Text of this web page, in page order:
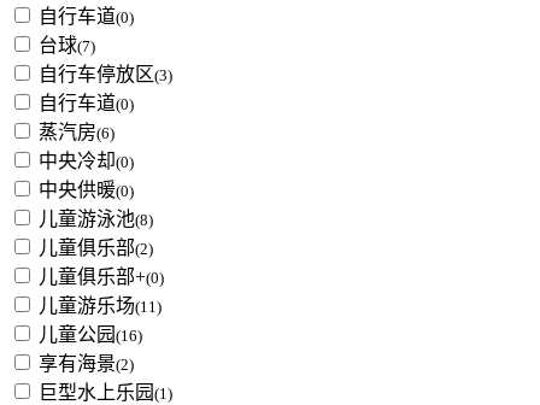
自行车道(0)
台球(7)
自行车停放区(3)
自行车道(0)
蒸汽房(6)
中央冷却(0)
中央供暖(0)
儿童游泳池(8)
儿童俱乐部(2)
儿童俱乐部+(0)
儿童游乐场(11)
儿童公园 (16)
享有海景(2)
巨型水上乐园 (1)